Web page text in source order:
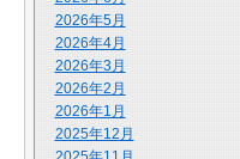
2026年5月
2026年4月
2026年3月
2026年2月
2026年1月
2025年12月